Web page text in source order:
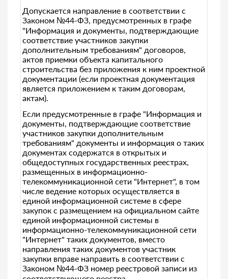
Допускается направление в соответствии с
Законом №44-ФЗ, предусмотренных в графе
"Информация и документы, подтверждающие
соответствие участников закупки
дополнительным требованиям" договоров,
актов приемки объекта капитального
строительства без приложения к ним проектной
документации (если проектная документация
является приложением к таким договорам,
актам).
Если предусмотренные в графе "Информация и
документы, подтверждающие соответствие
участников закупки дополнительным
требованиям" документы и информация о таких
документах содержатся в открытых и
общедоступных государственных реестрах,
размещенных в информационно-
телекоммуникационной сети "Интернет", в том
числе ведение которых осуществляется в
единой информационной системе в сфере
закупок с размещением на официальном сайте
единой информационной системы в
информационно-телекоммуникационной сети
"Интернет" таких документов, вместо
направления таких документов участник
закупки вправе направить в соответствии с
Законом №44-ФЗ номер реестровой записи из